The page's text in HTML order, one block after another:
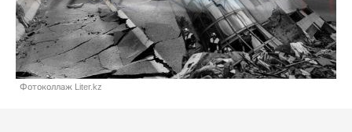
Фотоколлаж Liter.kz